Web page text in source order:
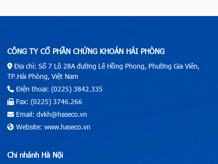
CÔNG TY CỔ PHẦN CHỨNG KHOÁN HẢI PHÒNG
Địa chỉ: Số 7 Lô 28A đường Lê Hồng Phong, Phường Gia Viên,
TP.Hải Phòng, Việt Nam
Điện thoại: (0225) 3842.335
Fax: (0225) 3746.266
Email: dvkh@haseco.vn
Website: www.haseco.vn
Chi nhánh Hà Nội